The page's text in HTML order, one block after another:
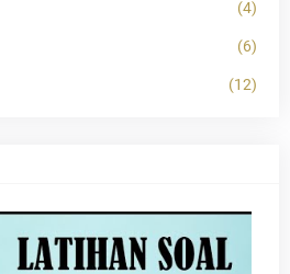
(4)
(6)
(12)